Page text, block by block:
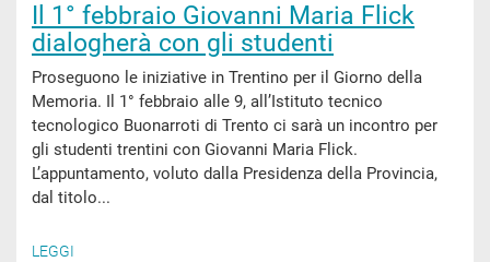
Il 1° febbraio Giovanni Maria Flick
dialogherà con gli studenti
Proseguono le iniziative in Trentino per il Giorno della
Memoria. Il 1° febbraio alle 9, all’Istituto tecnico
tecnologico Buonarroti di Trento ci sarà un incontro per
gli studenti trentini con Giovanni Maria Flick.
L’appuntamento, voluto dalla Presidenza della Provincia,
dal titolo...
LEGGI